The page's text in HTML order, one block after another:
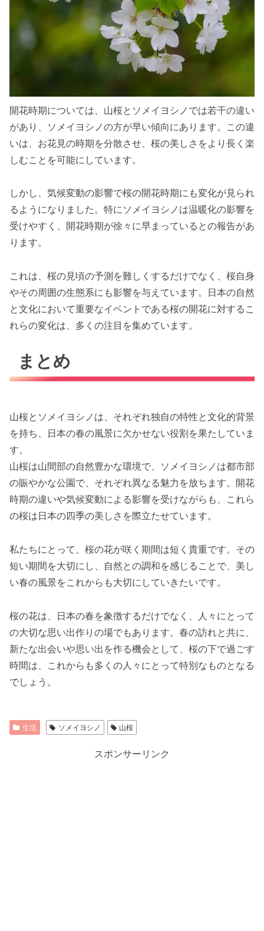
開花時期については、山桜とソメイヨシノでは若干の違い
があり、ソメイヨシノの方が早い傾向にあります。この違
いは、お花見の時期を分散させ、桜の美しさをより長く楽
しむことを可能にしています。
しかし、気候変動の影響で桜の開花時期にも変化が見られ
るようになりました。特にソメイヨシノは温暖化の影響を
受けやすく、開花時期が徐々に早まっているとの報告があ
ります。
これは、桜の見頃の予測を難しくするだけでなく、桜自身
やその周囲の生態系にも影響を与えています。日本の自然
と文化において重要なイベントである桜の開花に対するこ
れらの変化は、多くの注目を集めています。
まとめ
山桜とソメイヨシノは、それぞれ独自の特性と文化的背景
を持ち、日本の春の風景に欠かせない役割を果たしていま
す。
山桜は山間部の自然豊かな環境で、ソメイヨシノは都市部
の賑やかな公園で、それぞれ異なる魅力を放ちます。開花
時期の違いや気候変動による影響を受けながらも、これら
の桜は日本の四季の美しさを際立たせています。
私たちにとって、桜の花が咲く期間は短く貴重です。その
短い期間を大切にし、自然との調和を感じることで、美し
い春の風景をこれからも大切にしていきたいです。
桜の花は、日本の春を象徴するだけでなく、人々にとって
の大切な思い出作りの場でもあります。春の訪れと共に、
新たな出会いや思い出を作る機会として、桜の下で過ごす
時間は、これからも多くの人々にとって特別なものとなる
でしょう。
生活 ソメイヨシノ 山桜
スポンサーリンク